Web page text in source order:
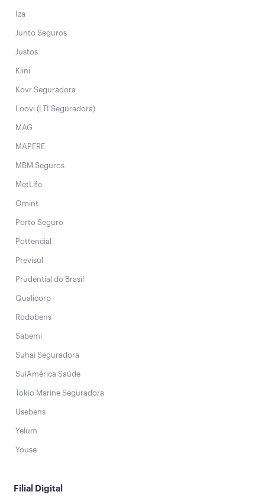
Iza
Junto Seguros
Justos
Klini
Kovr Seguradora
Loovi (LTI Seguradora)
MAG
MAPFRE
MBM Seguros
MetLife
Omint
Porto Seguro
Pottencial
Previsul
Prudential do Brasil
Qualicorp
Rodobens
Sabemi
Suhai Seguradora
SulAmérica Saúde
Tokio Marine Seguradora
Usebens
Yelum
Youse
Filial Digital